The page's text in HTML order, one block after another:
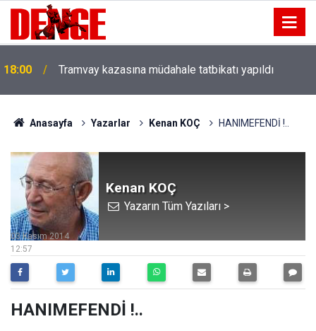
18:00 Tramvay kazasına müdahale tatbikatı yapıldı
Anasayfa Yazarlar Kenan KOÇ HANIMEFENDİ !..
Kenan KOÇ
Yazarın Tüm Yazıları >
12:57
03 Kasım 2014
HANIMEFENDİ !..